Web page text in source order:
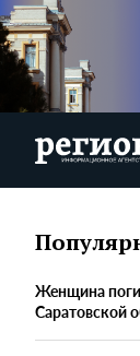
Женщина
Саратовской